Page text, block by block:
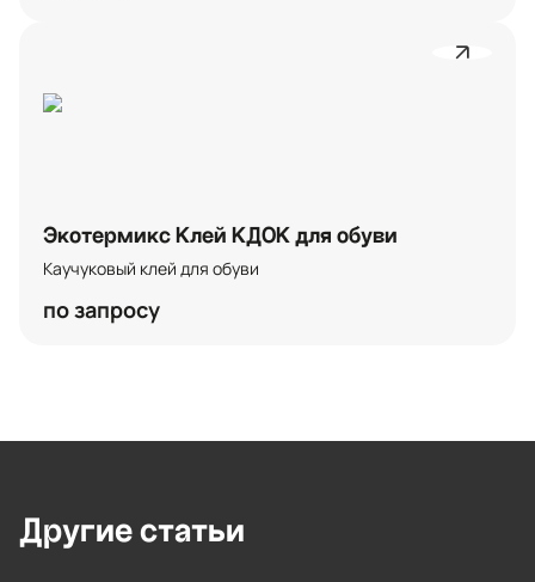
Экотермикс Клей КДОК для обуви
Каучуковый клей для обуви
по запросу
Другие статьи